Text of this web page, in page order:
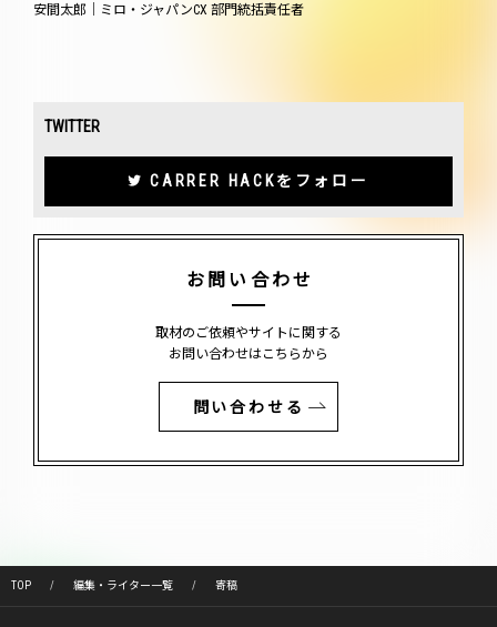
安間太郎｜ミロ・ジャパンCX 部門統括責任者
TWITTER
CARRER HACKをフォロー
お問い合わせ
取材のご依頼やサイトに関する
お問い合わせはこちらから
問い合わせる
TOP 編集・ライター一覧 寄稿